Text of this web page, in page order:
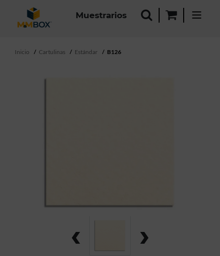
Muestrarios
Inicio Cartulinas Estándar B126
‹ ›